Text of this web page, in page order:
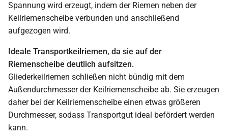
Spannung wird erzeugt, indem der Riemen neben der
Keilriemenscheibe verbunden und anschließend
aufgezogen wird.
Ideale Transportkeilriemen, da sie auf der
Riemenscheibe deutlich aufsitzen.
Gliederkeilriemen schließen nicht bündig mit dem
Außendurchmesser der Keilriemenscheibe ab. Sie erzeugen
daher bei der Keilriemenscheibe einen etwas größeren
Durchmesser, sodass Transportgut ideal befördert werden
kann.